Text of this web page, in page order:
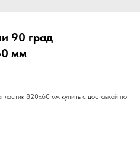
90 град
мм
820х60 мм купить с доставкой по